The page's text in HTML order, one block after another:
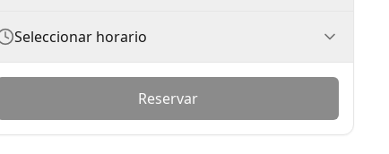
Seleccionar horario
Reservar